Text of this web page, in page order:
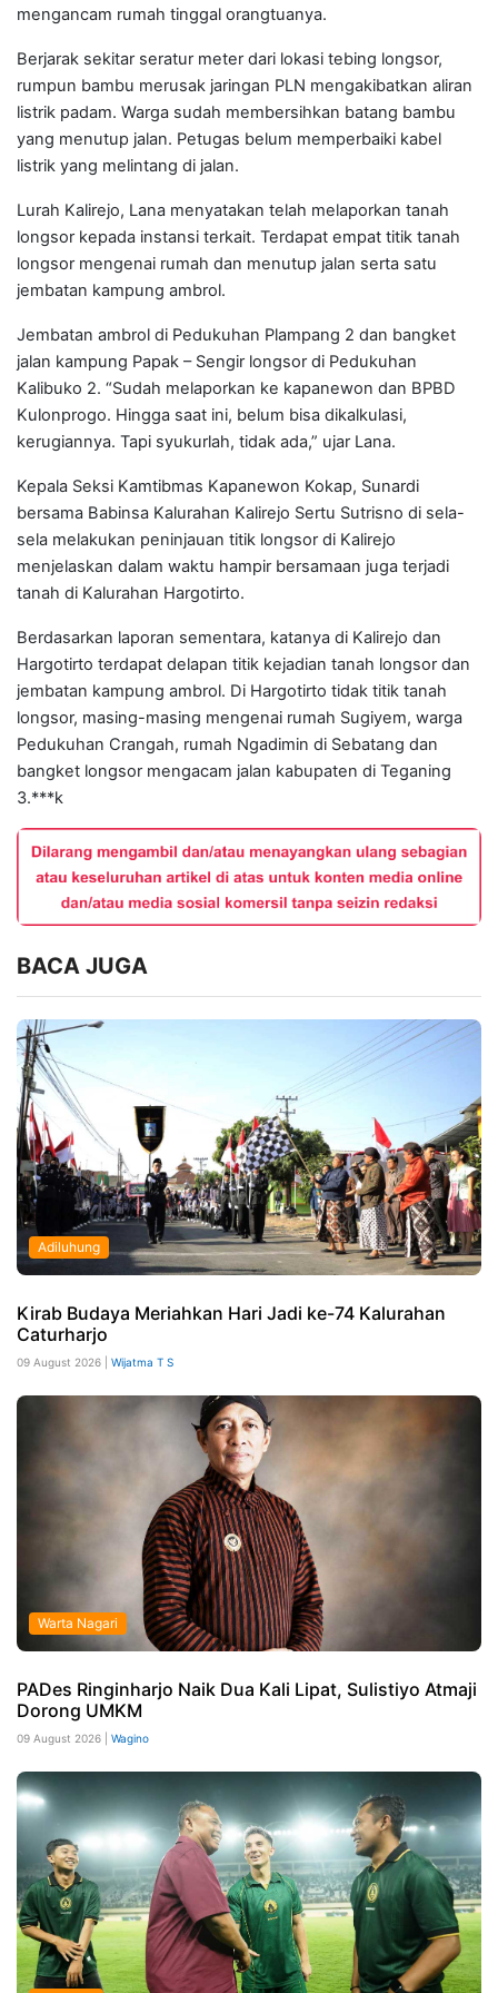
mengancam rumah tinggal orangtuanya.
Berjarak sekitar seratur meter dari lokasi tebing longsor,
rumpun bambu merusak jaringan PLN mengakibatkan aliran
listrik padam. Warga sudah membersihkan batang bambu
yang menutup jalan. Petugas belum memperbaiki kabel
listrik yang melintang di jalan.
Lurah Kalirejo, Lana menyatakan telah melaporkan tanah
longsor kepada instansi terkait. Terdapat empat titik tanah
longsor mengenai rumah dan menutup jalan serta satu
jembatan kampung ambrol.
Jembatan ambrol di Pedukuhan Plampang 2 dan bangket
jalan kampung Papak – Sengir longsor di Pedukuhan
Kalibuko 2. “Sudah melaporkan ke kapanewon dan BPBD
Kulonprogo. Hingga saat ini, belum bisa dikalkulasi,
kerugiannya. Tapi syukurlah, tidak ada,” ujar Lana.
Kepala Seksi Kamtibmas Kapanewon Kokap, Sunardi
bersama Babinsa Kalurahan Kalirejo Sertu Sutrisno di sela-
sela melakukan peninjauan titik longsor di Kalirejo
menjelaskan dalam waktu hampir bersamaan juga terjadi
tanah di Kalurahan Hargotirto.
Berdasarkan laporan sementara, katanya di Kalirejo dan
Hargotirto terdapat delapan titik kejadian tanah longsor dan
jembatan kampung ambrol. Di Hargotirto tidak titik tanah
longsor, masing-masing mengenai rumah Sugiyem, warga
Pedukuhan Crangah, rumah Ngadimin di Sebatang dan
bangket longsor mengacam jalan kabupaten di Teganing
3.***k
BACA JUGA
Adiluhung
Kirab Budaya Meriahkan Hari Jadi ke-74 Kalurahan
Caturharjo
09 August 2026 | Wijatma T S
Warta Nagari
PADes Ringinharjo Naik Dua Kali Lipat, Sulistiyo Atmaji
Dorong UMKM
09 August 2026 | Wagino